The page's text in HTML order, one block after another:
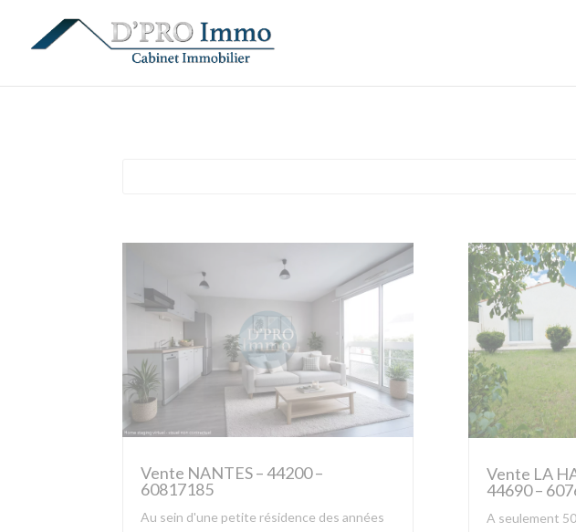
Vente NANTES – 44200 –
60817185
Au sein d'une petite résidence des années
Vente LA
44690 –
A seulement